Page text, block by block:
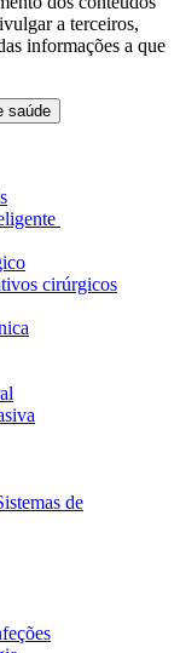
de produtos
recebe alta
a nossa página de
médica.
e apresente a sua
a terceiros,
informações a que
saúde
cirúrgicos
de